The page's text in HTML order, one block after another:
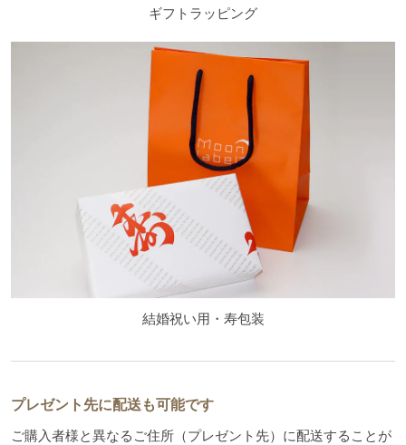
ギフトラッピング
結婚祝い用・寿包装
プレゼント先に配送も可能です
ご購入者様と異なるご住所（プレゼント先）に配送することが